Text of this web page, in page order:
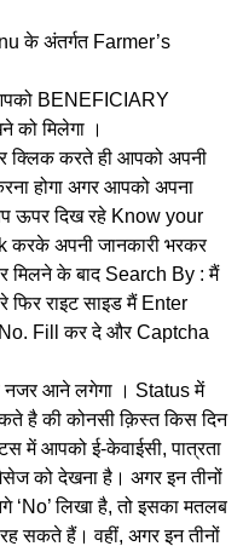
के अंतर्गत Farmer’s
BENEFICIARY
को मिलेगा ।
क्लिक करते ही आपको अपनी
होगा अगर आपको अपना
ऊपर दिख रहे Know your
अपनी जानकारी भरकर
मिलने के बाद Search By : मैं
राइट साइड मैं Enter
Fill कर दे और Captcha
नजर आने लगेगा । Status में
है की कोनसी क़िस्त किस दिन
में आपको ई-केवाईसी, पात्रता
को देखना है। अगर इन तीनों
लिखा है, तो इसका मतलब
सकते हैं। वहीं, अगर इन तीनों